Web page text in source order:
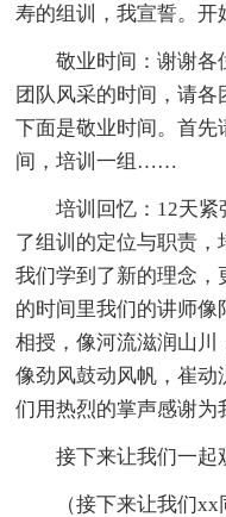
寿的组训，我宣誓。开
敬业时间：谢谢各
团队风采的时间，请各
下面是敬业时间。首
间，培训一组……
培训回忆：12天
了组训的定位与职责
我们学到了新的理念，
的时间里我们的讲师
相授，像河流滋润山川
像劲风鼓动风帆，崔
们用热烈的掌声感谢为
接下来让我们一起
（接下来让我们